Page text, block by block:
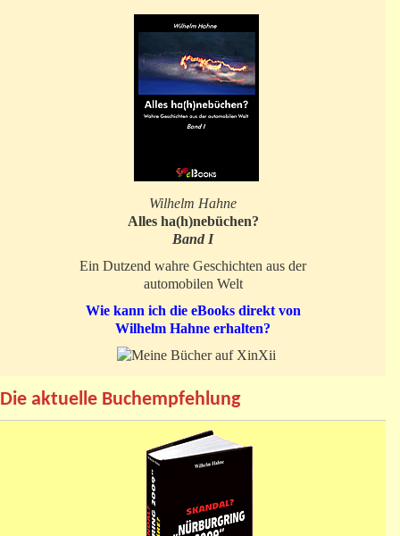
Wilhelm Hahne
Alles ha(h)nebüchen?
Band I
Ein Dutzend wahre Geschichten aus der
automobilen Welt
Wie kann ich die eBooks direkt von
Wilhelm Hahne erhalten?
Die aktuelle Buchempfehlung